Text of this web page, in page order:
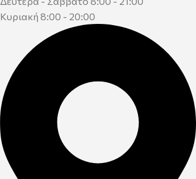
Κυριακή 8:00 - 20:00